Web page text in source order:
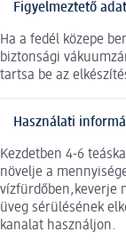
Figyelmeztető adat
Ha a fedél közepe
biztonsági
tartsa be az
Használati
Kezdetben 4-6
növelje a
vízfürdőben,keverje
üveg sérülésének
kanalat használjon.